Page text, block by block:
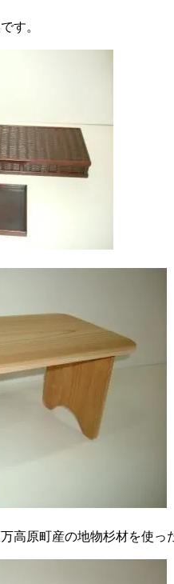
す。
高原町産の地物杉材を使っ